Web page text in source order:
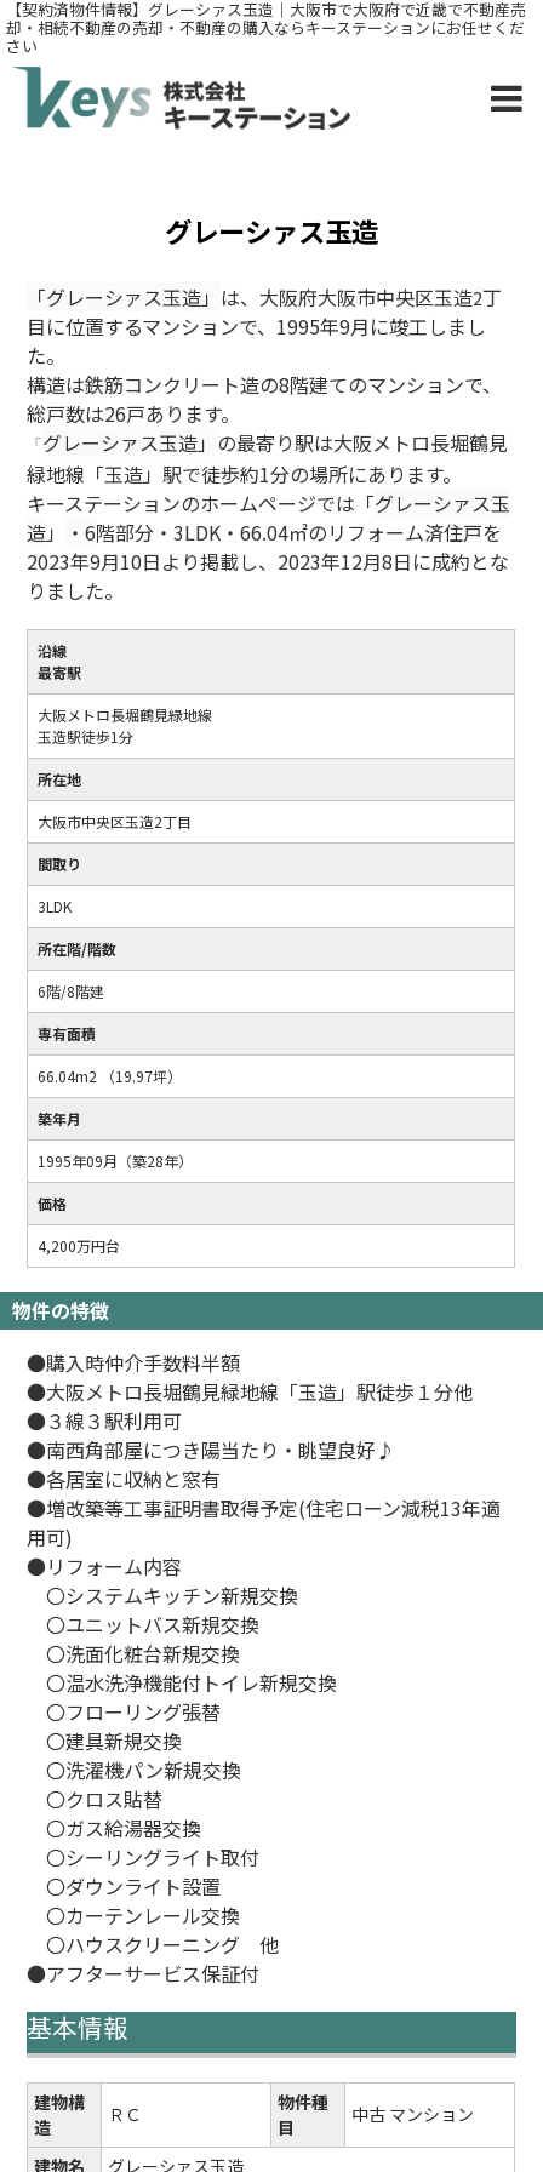
【契約済物件情報】グレーシァス玉造｜大阪市で大阪府で近畿で不動産売
却・相続不動産の売却・不動産の購入ならキーステーションにお任せくだ
さい
グレーシァス玉造
「グレーシァス玉造」 は、大阪府大阪市中央区玉造2丁
目に位置するマンションで、1995年9月に竣工しまし
た。
構造は鉄筋コンクリート造の8階建てのマンションで、
総戸数は26戸あります。
「 グレーシァス玉造」 の最寄り駅は大阪メトロ長堀鶴見
緑地線「玉造」駅で徒歩約1分の場所にあります。
キーステーションのホームページでは「グレーシァス玉
造」 ・6階部分・3LDK・66.04㎡のリフォーム済住戸を
2023年9月10日より掲載し、2023年12月8日に成約とな
りました。
沿線
最寄駅
大阪メトロ長堀鶴見緑地線
玉造駅徒歩1分
所在地
大阪市中央区玉造2丁目
間取り
3LDK
所在階/階数
6階/8階建
専有面積
66.04m2 （19.97坪）
築年月
1995年09月（築28年）
価格
4,200万円台
物件の特徴
●購入時仲介手数料半額
●大阪メトロ長堀鶴見緑地線「玉造」駅徒歩１分他
●３線３駅利用可
●南西角部屋につき陽当たり・眺望良好♪
●各居室に収納と窓有
●増改築等工事証明書取得予定(住宅ローン減税13年適
用可)
●リフォーム内容
〇システムキッチン新規交換
〇ユニットバス新規交換
〇洗面化粧台新規交換
〇温水洗浄機能付トイレ新規交換
〇フローリング張替
〇建具新規交換
〇洗濯機パン新規交換
〇クロス貼替
〇ガス給湯器交換
〇シーリングライト取付
〇ダウンライト設置
〇カーテンレール交換
〇ハウスクリーニング 他
●アフターサービス保証付
基本情報
建物構
造
ＲＣ
物件種
目
中古 マンション
建物名 グレーシァス玉造